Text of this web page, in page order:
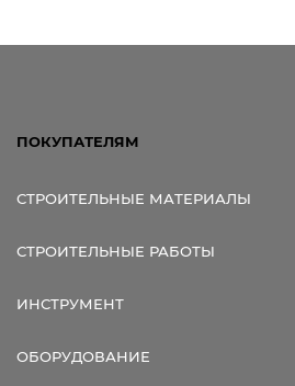
ПОКУПАТЕЛЯМ
СТРОИТЕЛЬНЫЕ МАТЕРИАЛЫ
СТРОИТЕЛЬНЫЕ РАБОТЫ
ИНСТРУМЕНТ
ОБОРУДОВАНИЕ